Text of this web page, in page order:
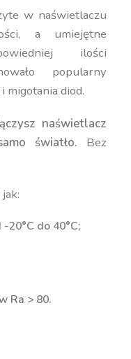
w naświetlaczu
a umiejętne
ilości
popularny
migotania diod.
naświetlacz
światło. Bez
20°C do 40°C;
Ra > 80.